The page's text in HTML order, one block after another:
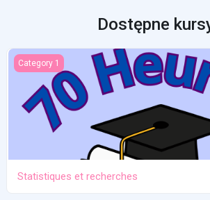
Dostępne
Statistiques et recherches
Category 1
Statistiques et recherches